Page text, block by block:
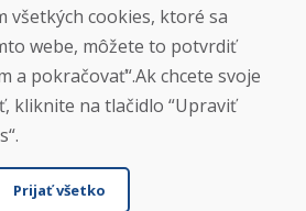
na Google mape
všetkých cookies, ktoré sa
webe, môžete to potvrdiť
a pokračovať“.Ak chcete svoje
kliknite na tlačidlo “Upraviť
Prijať všetko